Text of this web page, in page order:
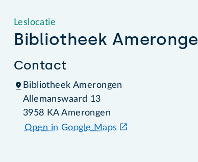
Leslocatie
Bibliotheek
Contact
Bibliotheek Amerongen
Allemanswaard 13
3958 KA Amerongen
Open in Google Maps